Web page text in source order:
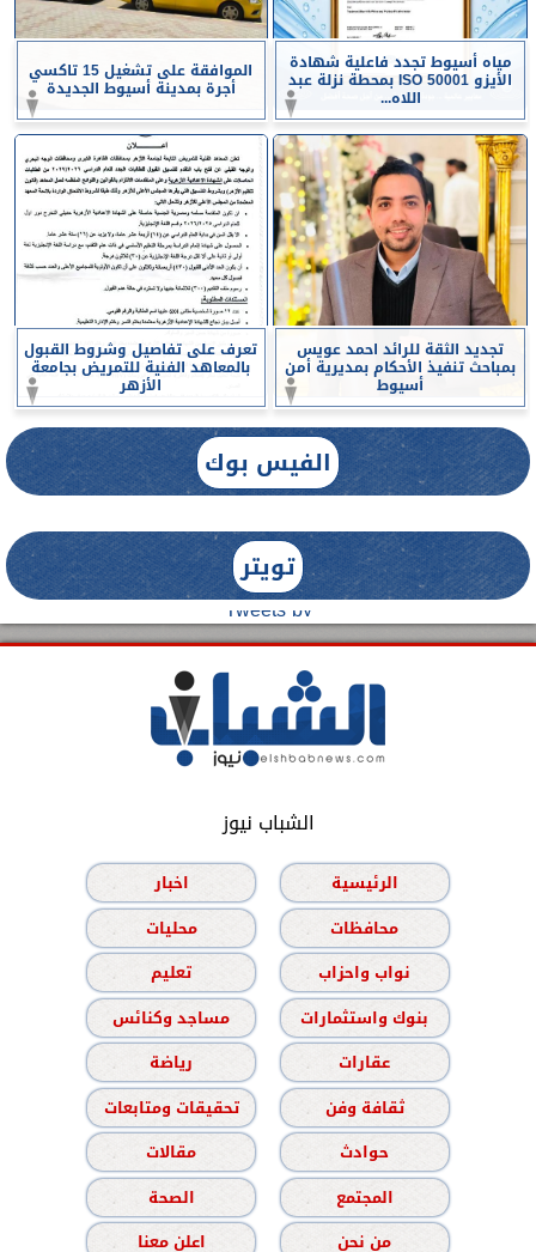
مياه أسيوط تجدد فاعلية شهادة
الأيزو ISO 50001 بمحطة نزلة عبد
اللاه...
الموافقة على تشغيل 15 تاكسي
أجرة بمدينة أسيوط الجديدة
تجديد الثقة للرائد احمد عويس
بمباحث تنفيذ الأحكام بمديرية أمن
أسيوط
تعرف على تفاصيل وشروط القبول
بالمعاهد الفنية للتمريض بجامعة
الأزهر
الفيس بوك
تويتر
Tweets by
الشباب نيوز
الرئيسية
اخبار
محافظات
محليات
نواب واحزاب
تعليم
بنوك واستثمارات
مساجد وكنائس
عقارات
رياضة
ثقافة وفن
تحقيقات ومتابعات
حوادث
مقالات
المجتمع
الصحة
من نحن
اعلن معنا